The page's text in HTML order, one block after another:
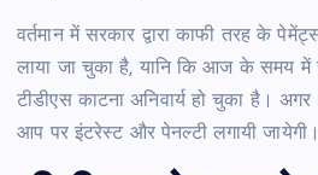
वर्तमान में सरकार द्वारा काफी तरह के
लाया जा चुका है, यानि कि आज के समय में
टीडीएस काटना अनिवार्य हो चुका है।
आप पर इंटरेस्ट और पेनल्टी लगायी जायेगी।